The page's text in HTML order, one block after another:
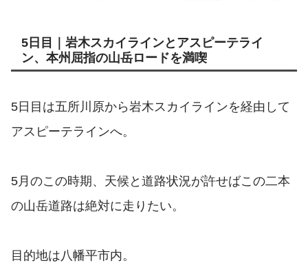
5日目｜岩木スカイラインとアスピーテライ
ン、本州屈指の山岳ロードを満喫
5日目は五所川原から岩木スカイラインを経由して
アスピーテラインへ。
5月のこの時期、天候と道路状況が許せばこの二本
の山岳道路は絶対に走りたい。
目的地は八幡平市内。